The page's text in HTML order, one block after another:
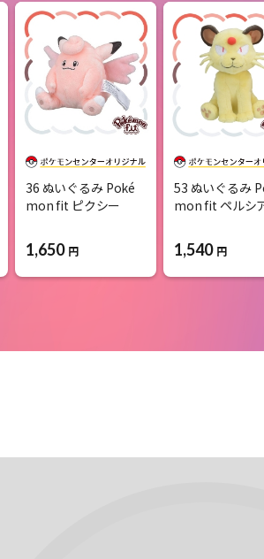
36 ぬいぐるみ Poké
mon fit ピクシー
1,650 円
53 ぬいぐるみ
mon fit ペルシ
1,540 円